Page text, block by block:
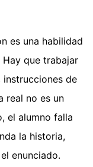
es una habilidad
que trabajar
instrucciones de
real no es un
el alumno falla
la historia,
enunciado.